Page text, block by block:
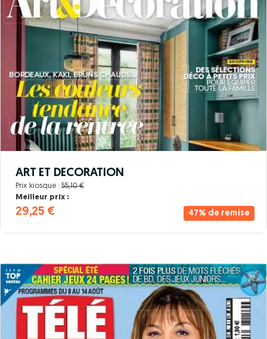
47% de remise
ART ET DECORATION
Prix kiosque : 55,10 €
Meilleur prix :
29,25 €